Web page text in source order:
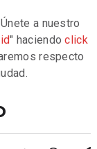
Únete a nuestro
" haciendoclick
respecto